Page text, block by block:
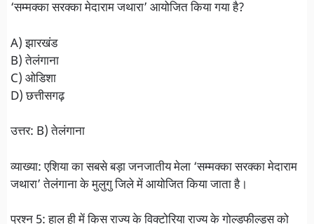
‘सम्मक्का सरक्का मेदाराम जथारा’ आयोजित किया गया है?
A) झारखंड
B) तेलंगाना
C) ओडिशा
D) छत्तीसगढ़
उत्तर: B) तेलंगाना
व्याख्या: एशिया का सबसे बड़ा जनजातीय मेला ‘सम्मक्का सरक्का मेदाराम
जथारा’ तेलंगाना के मुलुगु जिले में आयोजित किया जाता है।
प्रश्न 5: हाल ही में किस राज्य के विक्टोरिया राज्य के गोल्डफील्ड्स को